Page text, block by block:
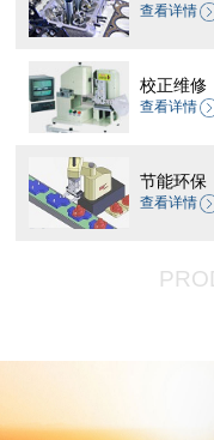
查看详情
校正维修
查看详情
节能环保
查看详情